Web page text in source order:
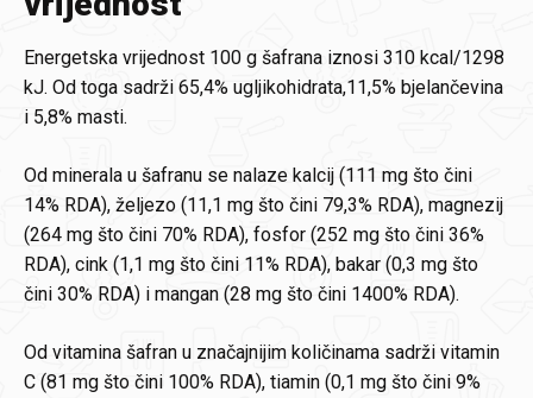
Energetska vrijednost 100 g šafrana iznosi 310 kcal/1298
kJ. Od toga sadrži 65,4% ugljikohidrata,11,5% bjelančevina
i 5,8% masti.
Od minerala u šafranu se nalaze kalcij (111 mg što čini
14% RDA), željezo (11,1 mg što čini 79,3% RDA), magnezij
(264 mg što čini 70% RDA), fosfor (252 mg što čini 36%
RDA), cink (1,1 mg što čini 11% RDA), bakar (0,3 mg što
čini 30% RDA) i mangan (28 mg što čini 1400% RDA).
Od vitamina šafran u značajnijim količinama sadrži vitamin
C (81 mg što čini 100% RDA), tiamin (0,1 mg što čini 9%